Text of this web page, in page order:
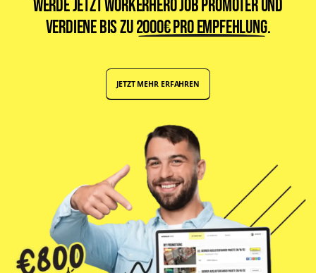
Werde jetzt WorkerHero Job Promoter und
verdiene bis zu2000€ pro Empfehlung.
JETZT MEHR ERFAHREN